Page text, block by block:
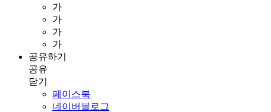
가
가
가
가
공유하기
공유
닫기
페이스북
네이버블로그